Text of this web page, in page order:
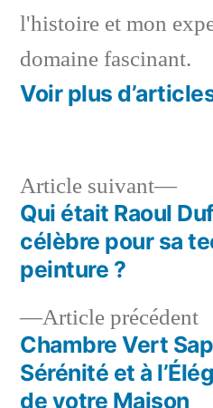
l'histoire et mon
domaine fascinant.
Voir plus
Navigation
de
l’article
Article précédent
Chambre Vert
Sérénité et à
de votre Maison
Article suivant
Qui était Raoul
célèbre pour sa
peinture ?